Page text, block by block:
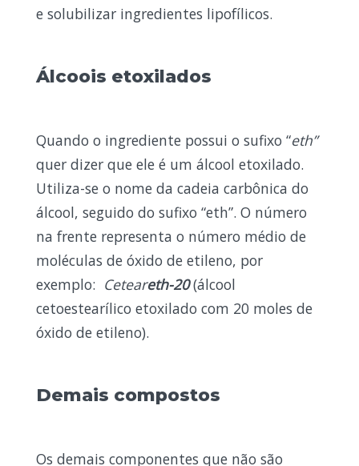
e solubilizar ingredientes lipofílicos.
Álcoois etoxilados
Quando o ingrediente possui o sufixo “eth”
quer dizer que ele é um álcool etoxilado.
Utiliza-se o nome da cadeia carbônica do
álcool, seguido do sufixo “eth”. O número
na frente representa o número médio de
moléculas de óxido de etileno, por
exemplo: Ceteareth-20(álcool
cetoestearílico etoxilado com 20 moles de
óxido de etileno).
Demais compostos
Os demais componentes que não são